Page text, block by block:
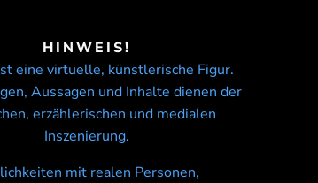
HINWEIS!
eine virtuelle, künstlerische Figur.
Aussagen und Inhalte dienen der
erzählerischen und medialen
Inszenierung.
mit realen Personen,